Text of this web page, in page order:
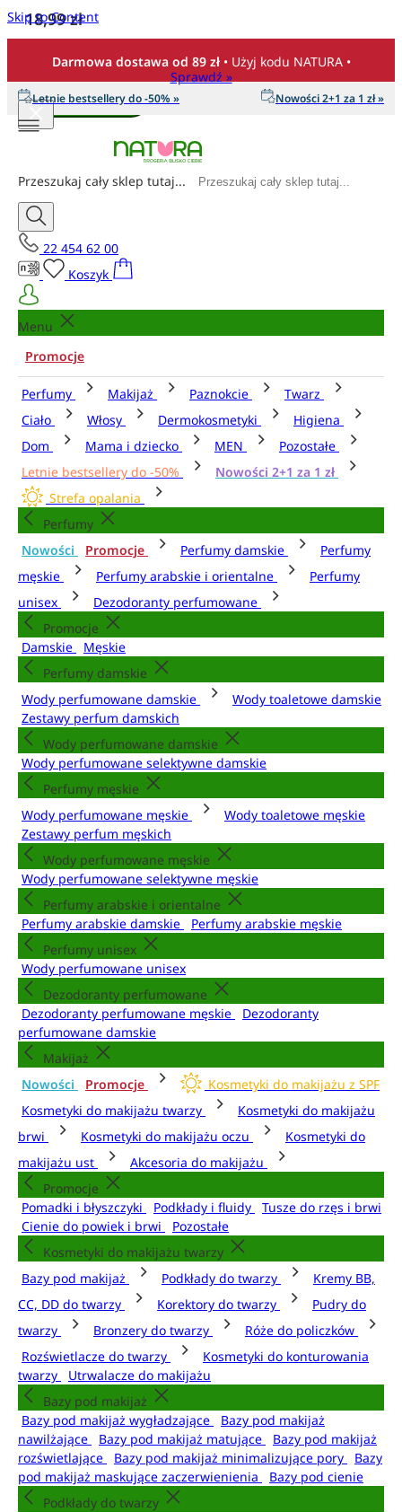
Skip to Content
Darmowa dostawa od 89 zł • Użyj kodu NATURA •
Sprawdź »
Letnie bestsellery do -50% » Nowości 2+1 za 1 zł »
Przeszukaj cały sklep tutaj...
22 454 62 00
Koszyk
Menu
Promocje
Perfumy Makijaż Paznokcie
Twarz
Ciało
Włosy Dermokosmetyki
Higiena
Dom
Mama i dziecko MEN
Pozostałe
Letnie bestsellery do -50%
Nowości 2+1 za 1 zł
Strefa opalania
Perfumy
Nowości
Promocje Perfumy damskie
Perfumy
męskie
Perfumy arabskie i orientalne
Perfumy
unisex
Dezodoranty perfumowane
Promocje
Damskie
Męskie
Perfumy damskie
Wody perfumowane damskie
Wody toaletowe damskie
Zestawy perfum damskich
Wody perfumowane damskie
Wody perfumowane selektywne damskie
Perfumy męskie
Wody perfumowane męskie
Wody toaletowe męskie
Zestawy perfum męskich
Wody perfumowane męskie
Wody perfumowane selektywne męskie
Perfumy arabskie i orientalne
Perfumy arabskie damskie
Perfumy arabskie męskie
Perfumy unisex
Wody perfumowane unisex
Dezodoranty perfumowane
Dezodoranty perfumowane męskie
Dezodoranty
perfumowane damskie
Makijaż
Nowości
Promocje
Kosmetyki do makijażu z SPF
Kosmetyki do makijażu twarzy
Kosmetyki do makijażu
brwi
Kosmetyki do makijażu oczu
Kosmetyki do
makijażu ust
Akcesoria do makijażu
Promocje
Pomadki i błyszczyki
Podkłady i fluidy
Tusze do rzęs i brwi
Cienie do powiek i brwi
Pozostałe
Kosmetyki do makijażu twarzy
Bazy pod makijaż
Podkłady do twarzy
Kremy BB,
CC, DD do twarzy
Korektory do twarzy
Pudry do
twarzy
Bronzery do twarzy
Róże do policzków
Rozświetlacze do twarzy
Kosmetyki do konturowania
twarzy
Utrwalacze do makijażu
Bazy pod makijaż
Bazy pod makijaż wygładzające
Bazy pod makijaż
nawilżające
Bazy pod makijaż matujące
Bazy pod makijaż
rozświetlające
Bazy pod makijaż minimalizujące pory
Bazy
pod makijaż maskujące zaczerwienienia
Bazy pod cienie
Podkłady do twarzy
18,99 zł
Dodaj do koszyka